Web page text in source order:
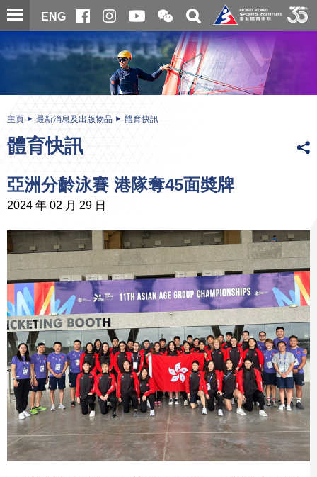
跳
至
內
ENG
開
合
微
信
二
維
碼
關
搜
尋
内
主頁 最新消息及出版物品 體育快訊
體育快訊
亞洲分齡泳賽 港隊奪45面奬牌
2024 年 02 月 29 日